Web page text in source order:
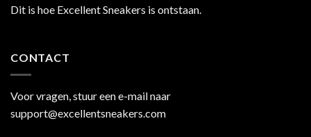
Dit is hoe Excellent Sneakers is ontstaan.
CONTACT
Voor vragen, stuur een e-mail naar
support@excellentsneakers.com